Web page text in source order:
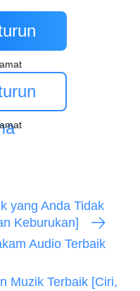
yang Anda Tidak
Keburukan]
Audio Terbaik
Muzik Terbaik [Ciri,